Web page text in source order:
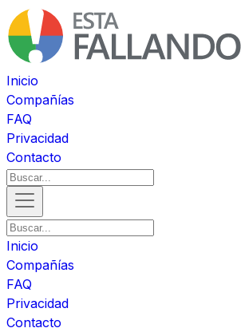
Inicio
Compañías
FAQ
Privacidad
Contacto
Inicio
Compañías
FAQ
Privacidad
Contacto